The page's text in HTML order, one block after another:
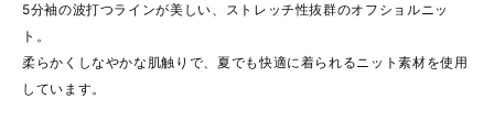
5分袖の波打つラインが美しい、ストレッチ性抜群のオフショルニッ
ト。
柔らかくしなやかな肌触りで、夏でも快適に着られるニット素材を使用
しています。